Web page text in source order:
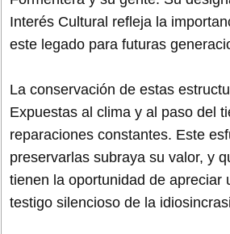
Interés Cultural refleja la
este legado para futuras
La conservación de estas
Expuestas al clima y al paso del
reparaciones constantes. Este
preservarlas subraya su valor, y
tienen la oportunidad de apreciar
testigo silencioso de la